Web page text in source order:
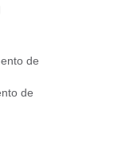
de
de